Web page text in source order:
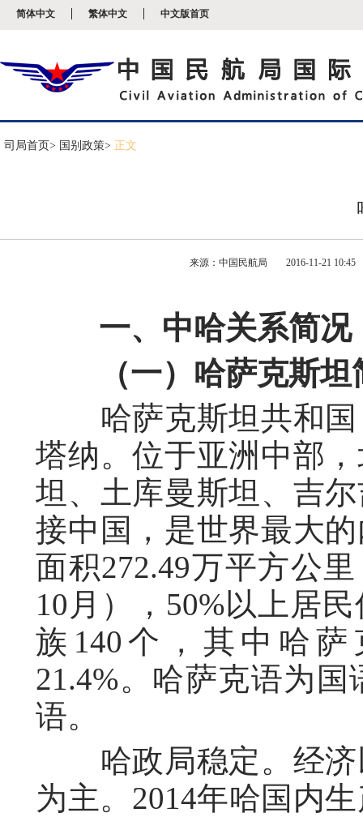
简体中文 繁体中文 中文版首页
司局首页> 国别政策> 正文
来源：中国民航局 2016-11-21 10:45
一、中哈关系简况
（一）哈萨克斯坦
哈萨克斯坦共和国
塔纳。位于亚洲中部
坦、土库曼斯坦、吉
接中国，是世界最大
面积272.49万平方公
10月），50%以上居
族140个，其中哈萨
21.4%。哈萨克语为
语。
哈政局稳定。经济
为主。2014年哈国内
开
说
明
页
浪